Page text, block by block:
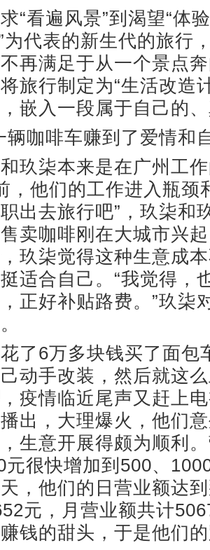
遍风景”到渴望“体验
为代表的新生代的旅行
再满足于从一个景点
旅行制定为“生活改造
嵌入一段属于自己的
咖啡车赚到了爱情和
柒本来是在广州工作
，他们的工作进入瓶颈
出去旅行吧”，玖柒和
卖咖啡刚在大城市兴
玖柒觉得这种生意成
适合自己。“我觉得，
正好补贴路费。”玖柒
6万多块钱买了面包
动手改装，然后就这
疫情临近尾声又赶上
出，大理爆火，他们
生意开展得颇为顺利
很快增加到500、
，他们的日营业额达
元，月营业额共计
钱的甜头，于是他们